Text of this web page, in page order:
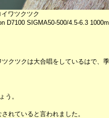
イワツクツク
D7100 SIGMA50-500/4.5-6.3
クツクは大合唱をしているはで、
う。
れていると言われました。